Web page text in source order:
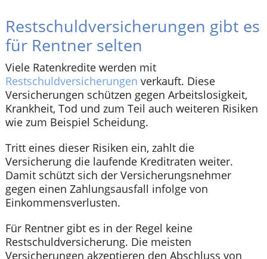
Restschuldversicherungen gibt es
für Rentner selten
Viele Ratenkredite werden mit
Restschuldversicherungen verkauft. Diese
Versicherungen schützen gegen Arbeitslosigkeit,
Krankheit, Tod und zum Teil auch weiteren Risiken
wie zum Beispiel Scheidung.
Tritt eines dieser Risiken ein, zahlt die
Versicherung die laufende Kreditraten weiter.
Damit schützt sich der Versicherungsnehmer
gegen einen Zahlungsausfall infolge von
Einkommensverlusten.
Für Rentner gibt es in der Regel keine
Restschuldversicherung. Die meisten
Versicherungen akzeptieren den Abschluss von